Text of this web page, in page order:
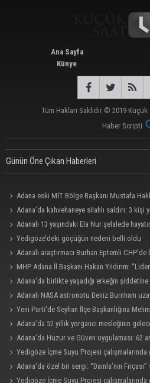
Ana Sayfa
Künye
Tüm Hakları Saklıdır © 2019 Küçük
Haber Scripti
Günün Öne Çıkan Haberleri
Adana eski MİT Bölge Başkanı Mustafa
Adana’da kahvehaneye silahlı saldırı: 3 kişi
Adanalı 13 yaşındaki Ela Nur şelalede
Yedigöze’deki göçüğün nedeni belli oldu
Adanalı araştırmacı Burhan Eptemli CHP’de
MHP Adana İl Başkanı Hakan Yıldırım:
değildir”
Adana’da birlikte yaşadığı erkeğin
Adanalı NASA astronotu Deniz Burnham
Yeni Parti'de Seyhan İlçe Başkanlığına
Adana’da 52 yıllık yorgancı mesleğinin
çocuğuma bile öğretemedim”
Adana’da Huzur ve Güven uygulaması: 62
Yedigöze İçme Suyu Projesi
Adana’da özel bir sergi: “Damla’nın
Yedigöze İçme Suyu Projesi